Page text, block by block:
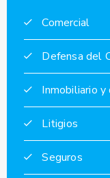
Comercial
Defensa del
Inmobiliario y
Litigios
Seguros